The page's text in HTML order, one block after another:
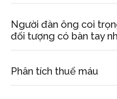
Người đàn ông coi
đối tượng có bàn tay
Phân tích thuế máu